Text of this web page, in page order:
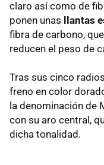
claro así como de
ponen unas
llantas
fibra de carbono,
reducen el peso de
Tras sus cinco
freno en color
la denominación de
con su aro central,
dicha tonalidad.